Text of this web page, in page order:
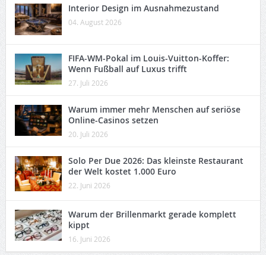
Interior Design im Ausnahmezustand
04. August 2026
FIFA-WM-Pokal im Louis-Vuitton-Koffer:
Wenn Fußball auf Luxus trifft
27. Juli 2026
Warum immer mehr Menschen auf seriöse
Online-Casinos setzen
20. Juli 2026
Solo Per Due 2026: Das kleinste Restaurant
der Welt kostet 1.000 Euro
22. Juni 2026
Warum der Brillenmarkt gerade komplett
kippt
16. Juni 2026